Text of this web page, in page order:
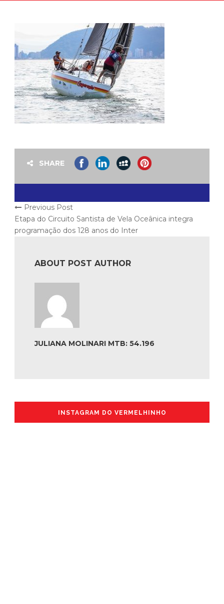
SHARE
Previous Post
Etapa do Circuito Santista de Vela Oceânica integra
programação dos 128 anos do Inter
ABOUT POST AUTHOR
JULIANA MOLINARI MTB: 54.196
INSTAGRAM DO VERMELHINHO